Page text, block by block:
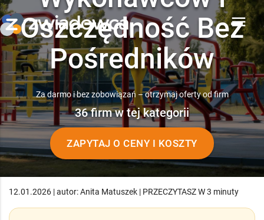
menu
Oszczędność Bez
Pośredników
Za darmo i bez zobowiązań – otrzymaj oferty od firm
36 firm w tej kategorii
ZAPYTAJ O CENY I KOSZTY
12.01.2026 | autor: Anita Matuszek | PRZECZYTASZ W 3 minuty